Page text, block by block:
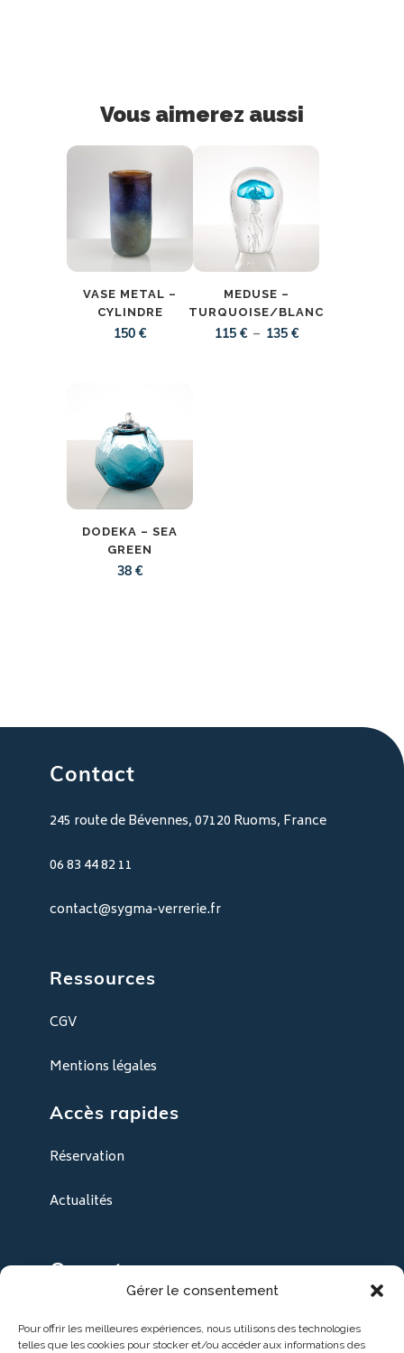
Gérer le consentement
Pour offrir les meilleures expériences, nous utilisons des technologies
telles que les cookies pour stocker et/ou accéder aux informations des
VASE METAL –
CYLINDRE
150 €
MEDUSE –
TURQUOISE/BLANC
115 € – 135 €Plage
DODEKA – SEA
GREEN
38 €
Contact
245 route de Bévennes, 07120 Ruoms, France
06 83 44 82 11
contact@sygma-verrerie.fr
Ressources
CGV
Mentions légales
Accès rapides
Réservation
Actualités
9h30 à 18h30